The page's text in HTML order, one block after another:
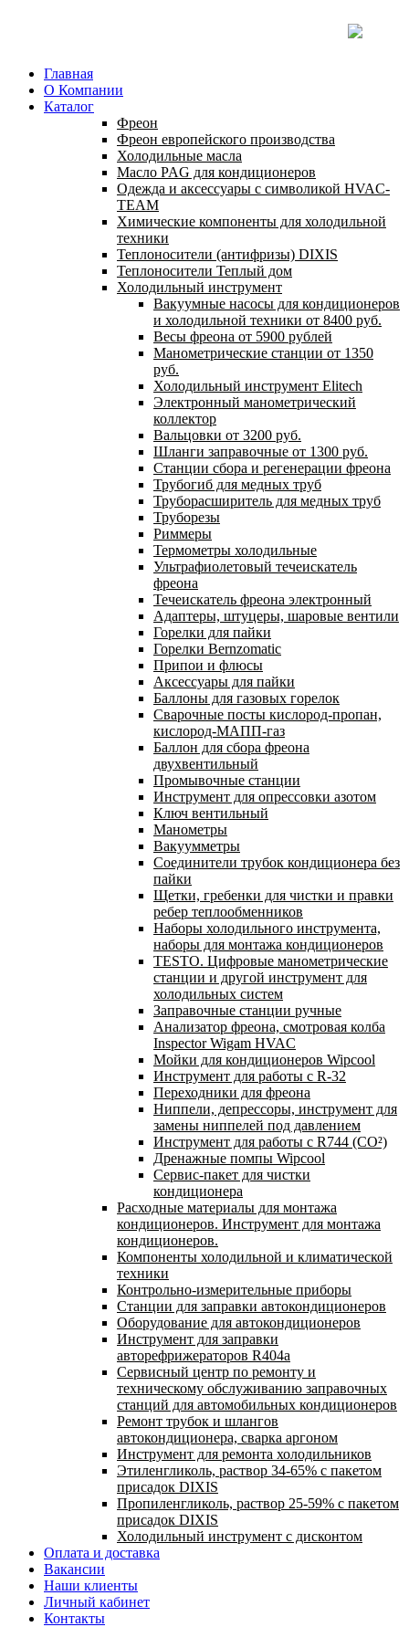
Главная
О Компании
Каталог
Фреон
Фреон европейского производства
Холодильные масла
Масло PAG для кондиционеров
Одежда и аксессуары с символикой HVAC-
TEAM
Химические компоненты для холодильной
техники
Теплоносители (антифризы) DIXIS
Теплоносители Теплый дом
Холодильный инструмент
Вакуумные насосы для кондиционеров
и холодильной техники от 8400 руб.
Весы фреона от 5900 рублей
Манометрические станции от 1350
руб.
Холодильный инструмент Elitech
Электронный манометрический
коллектор
Вальцовки от 3200 руб.
Шланги заправочные от 1300 руб.
Станции сбора и регенерации фреона
Трубогиб для медных труб
Труборасширитель для медных труб
Труборезы
Риммеры
Термометры холодильные
Ультрафиолетовый течеискатель
фреона
Течеискатель фреона электронный
Адаптеры, штуцеры, шаровые вентили
Горелки для пайки
Горелки Bernzomatic
Припои и флюсы
Аксессуары для пайки
Баллоны для газовых горелок
Сварочные посты кислород-пропан,
кислород-МАПП-газ
Баллон для сбора фреона
двухвентильный
Промывочные станции
Инструмент для опрессовки азотом
Ключ вентильный
Манометры
Вакуумметры
Соединители трубок кондиционера без
пайки
Щетки, гребенки для чистки и правки
ребер теплообменников
Наборы холодильного инструмента,
наборы для монтажа кондиционеров
TESTO. Цифровые манометрические
станции и другой инструмент для
холодильных систем
Заправочные станции ручные
Анализатор фреона, смотровая колба
Inspector Wigam HVAC
Мойки для кондиционеров Wipcool
Инструмент для работы с R-32
Переходники для фреона
Ниппели, депрессоры, инструмент для
замены ниппелей под давлением
Инструмент для работы с R744 (CO²)
Дренажные помпы Wipcool
Сервис-пакет для чистки
кондиционера
Расходные материалы для монтажа
кондиционеров. Инструмент для монтажа
кондиционеров.
Компоненты холодильной и климатической
техники
Контрольно-измерительные приборы
Станции для заправки автокондиционеров
Оборудование для автокондиционеров
Инструмент для заправки
авторефрижераторов R404a
Сервисный центр по ремонту и
техническому обслуживанию заправочных
станций для автомобильных кондиционеров
Ремонт трубок и шлангов
автокондиционера, сварка аргоном
Инструмент для ремонта холодильников
Этиленгликоль, раствор 34-65% с пакетом
присадок DIXIS
Пропиленгликоль, раствор 25-59% с пакетом
присадок DIXIS
Холодильный инструмент с дисконтом
Оплата и доставка
Вакансии
Наши клиенты
Личный кабинет
Контакты